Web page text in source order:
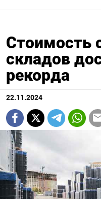
Стоимость
складов
рекорда
22.11.2024